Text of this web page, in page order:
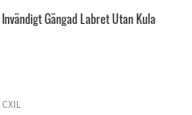
Invändigt Gängad Labret Utan Kula
CXIL